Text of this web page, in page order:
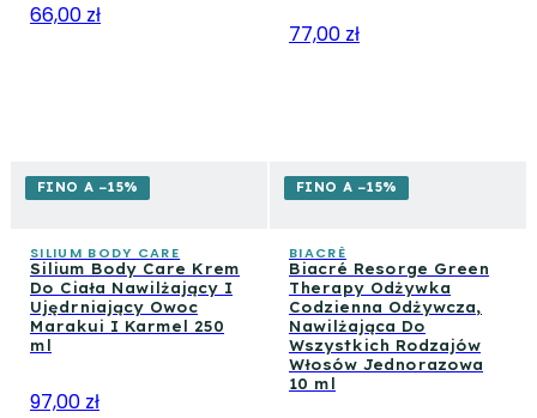
66,00 zł
77,00 zł
FINO A −15%
SILIUM BODY CARE
Silium Body Care Krem
Do Ciała Nawilżający I
Ujędrniający Owoc
Marakui I Karmel 250
ml
97,00 zł
FINO A −15%
BIACRÈ
Biacré Resorge Green
Therapy Odżywka
Codzienna Odżywcza,
Nawilżająca Do
Wszystkich Rodzajów
Włosów Jednorazowa
10 ml